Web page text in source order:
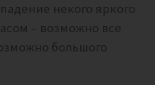
некого яркого
– возможно все
большого